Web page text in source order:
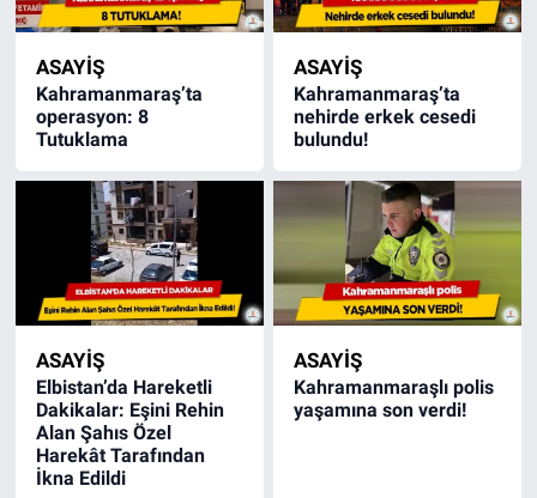
ASAYİŞ
Kahramanmaraş’ta
operasyon: 8
Tutuklama
ASAYİŞ
Kahramanmaraş’ta
nehirde erkek cesedi
bulundu!
ASAYİŞ
Elbistan’da Hareketli
Dakikalar: Eşini Rehin
Alan Şahıs Özel
Harekât Tarafından
İkna Edildi
ASAYİŞ
Kahramanmaraşlı polis
yaşamına son verdi!